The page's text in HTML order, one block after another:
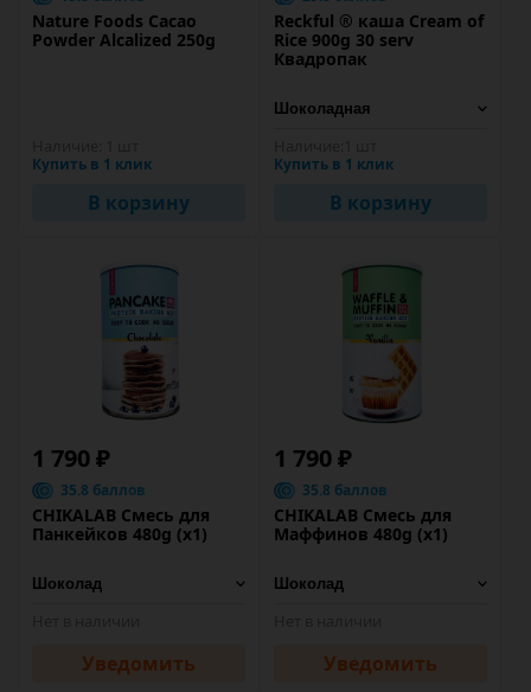
Nature Foods Cacao
Powder Alcalized 250g
Купить в 1 клик
В корзину
Reckful ® каша Cream of
Rice 900g 30 serv
Квадропак
Купить в 1 клик
В корзину
1 790 ₽
35.8 баллов
CHIKALAB Смесь для
Панкейков 480g (х1)
Уведомить
1 790 ₽
35.8 баллов
CHIKALAB Смесь для
Маффинов 480g (х1)
Уведомить